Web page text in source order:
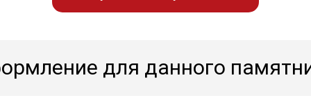
для данного